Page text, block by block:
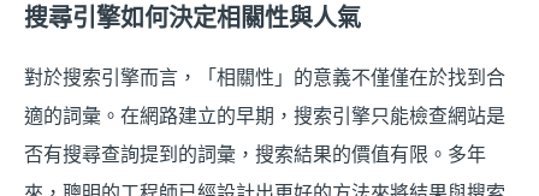
搜尋引擎如何決定相關性與人氣
對於搜索引擎而言，「相關性」的意義不僅僅在於找到合
適的詞彙。在網路建立的早期，搜索引擎只能檢查網站是
否有搜尋查詢提到的詞彙，搜索結果的價值有限。多年